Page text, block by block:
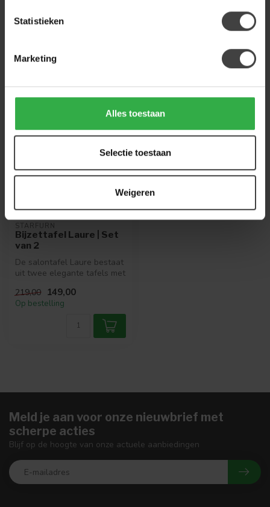
Statistieken
Marketing
Alles toestaan
Selectie toestaan
Weigeren
+31 224 850
STARFURN
Bijzettafel Laure | Set
van 2
De salontafel Laure bestaat
uit twee elegante tafels met
219,00 149,00
Op bestelling
Meld je aan voor onze nieuwbrief met
scherpe acties
Blijf op de hoogte van onze actuele aanbiedingen